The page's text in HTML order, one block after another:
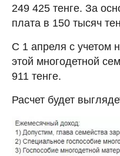
249 425 тенге. За
плата в 150 тысяч
С 1 апреля с учетом
этой многодетной
911 тенге.
Расчет будет